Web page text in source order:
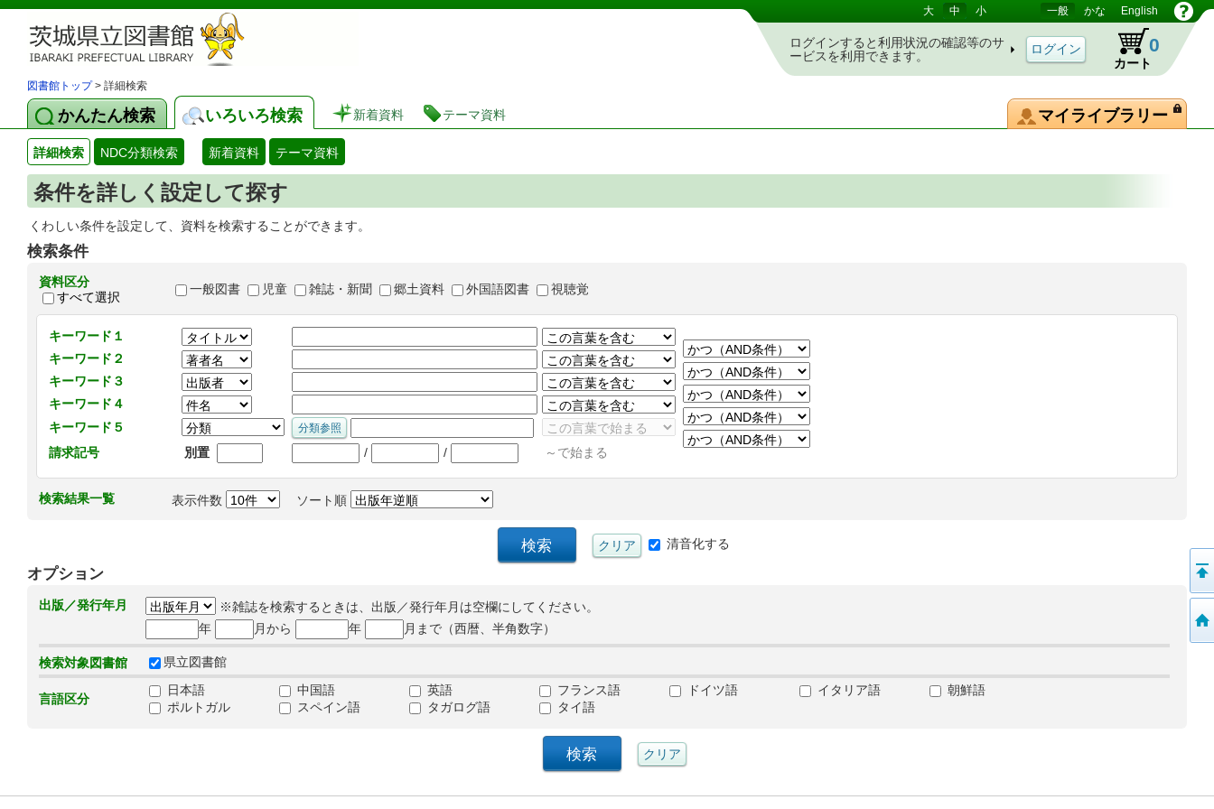
茨城県立図書館 蔵書検索・予約システム 大 中 小 一般 かな English
ログインすると利用状況の確認等のサ
ービスを利用できます。
カート
0
図書館トップ> 詳細検索
かんたん検索 いろいろ検索 新着資料 テーマ資料 マイライブラリー
詳細検索 NDC分類検索 新着資料 テーマ資料
条件を詳しく設定して探す
くわしい条件を設定して、資料を検索することができます。
検索条件
資料区分
すべて選択
一般図書 児童 雑誌・新聞 郷土資料 外国語図書 視聴覚
キーワード１
キーワード２
キーワード３
キーワード４
キーワード５
請求記号
別置 / / ～で始まる
検索結果一覧 表示件数 ソート順
清音化する
オプション
出版／発行年月
※雑誌を検索するときは、出版／発行年月は空欄にしてください。
年
月から 年 月まで（西暦、半角数字）
検索対象図書館 県立図書館
言語区分
日本語 中国語 英語 フランス語 ドイツ語 イタリア語
朝鮮語
ポルトガル
スペイン語 タガログ語 タイ語